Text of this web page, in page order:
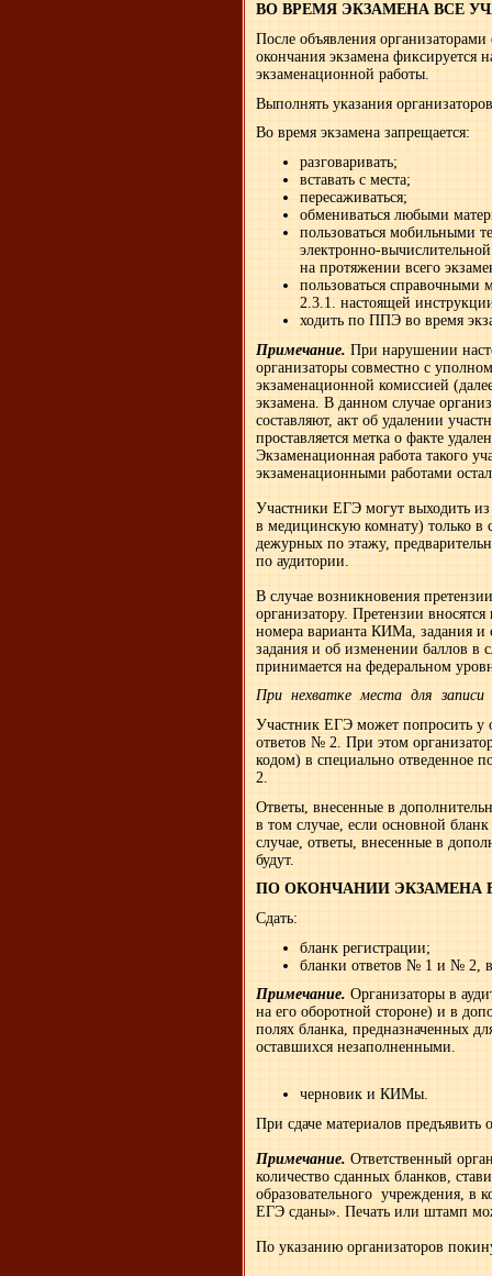
ВО ВРЕМЯ ЭКЗАМЕНА ВСЕ
После объявления
окончания экзамена фиксируется
экзаменационной работы.
Выполнять указания
Во время экзамена запрещается:
разговаривать;
вставать с места;
пересаживаться;
обмениваться любыми
пользоваться мобильными
электронно-
на протяжении всего
пользоваться справочными
2.3.1. настоящей
ходить по ППЭ во время
Примечание. При нарушении
организаторы совместно с
экзаменационной комиссией
экзамена. В данном случае
составляют, акт об удалении
проставляется метка о факте
Экзаменационная работа такого
экзаменационными работами
Участники ЕГЭ могут выходить
в медицинскую комнату) только в
дежурных по этажу,
по аудитории.
В случае возникновения
организатору. Претензии
номера варианта КИМа, задания и
задания и об изменении баллов в
принимается на федеральном
При нехватке места для
Участник ЕГЭ может попросить у
ответов № 2. При этом
кодом) в специально отведенное
2.
Ответы, внесенные в
в том случае, если основной
случае, ответы, внесенные в
будут.
ПО ОКОНЧАНИИ ЭКЗАМЕНА
Сдать:
бланк регистрации;
бланки ответов № 1 и № 2,
Примечание. Организаторы в
на его оборотной стороне) и в
полях бланка, предназначенных
оставшихся незаполненными.
черновик и КИМы.
При сдаче материалов предъявить
Примечание. Ответственный
количество сданных бланков,
образовательного учреждения, в
ЕГЭ сданы». Печать или штамп
По указанию организаторов